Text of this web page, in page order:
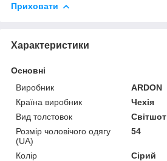
Приховати
Характеристики
Основні
Виробник
ARDON
Країна виробник
Чехія
Вид толстовок
Світшот
Розмір чоловічого одягу
(UA)
54
Колір
Сірий